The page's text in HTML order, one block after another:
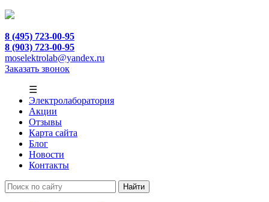
8 (495) 723-00-95
8 (903) 723-00-95
moselektrolab@yandex.ru
Заказать звонок
☰
Электролаборатория
Акции
Отзывы
Карта сайта
Блог
Новости
Контакты